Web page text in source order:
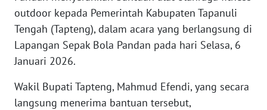
outdoor kepada Pemerintah Kabupaten Tapanuli
Tengah (Tapteng), dalam acara yang berlangsung di
Lapangan Sepak Bola Pandan pada hari Selasa, 6
Januari 2026.
Wakil Bupati Tapteng, Mahmud Efendi, yang secara
langsung menerima bantuan tersebut,
WN
SUMUT
JAKARTA